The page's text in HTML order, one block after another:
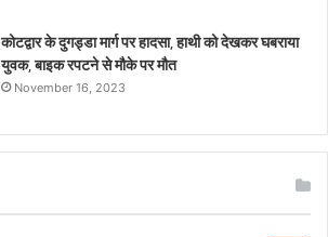
कोटद्वार के दुगड्डा मार्ग पर हादसा, हाथी को देखकर घबराया
युवक, बाइक रपटने से मौके पर मौत
November 16, 2023